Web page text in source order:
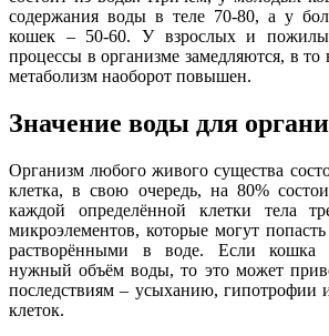
содержания воды в теле 70-80, а у
кошек – 50-60. У взрослых и
процессы в организме замедляются, в
метаболизм наоборот повышен.
Значение воды для
Организм любого живого существа
клетка, в свою очередь, на 80%
каждой определённой клетки тела
микроэлементов, которые могут
растворёнными в воде. Если кошка
нужный объём воды, то это может
последствиям – усыханию, гипотрофии
клеток.